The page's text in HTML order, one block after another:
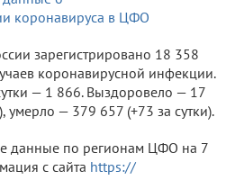
зарегистрировано 18 358
коронавирусной инфекции.
— 1 866. Выздоровело — 17
умерло — 379 657 (+73 за сутки).
данные по регионам ЦФО на 7
с сайта https://